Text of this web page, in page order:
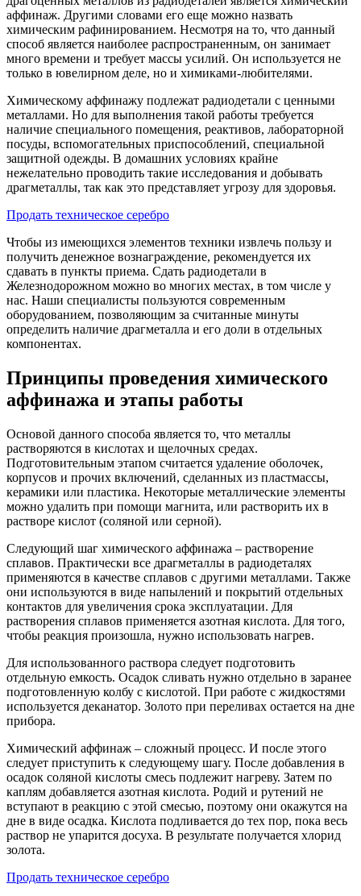
аффинаж. Другими словами его еще можно назвать
химическим рафинированием. Несмотря на то, что данный
способ является наиболее распространенным, он занимает
много времени и требует массы усилий. Он используется не
только в ювелирном деле, но и химиками-любителями.
Химическому аффинажу подлежат радиодетали с ценными
металлами. Но для выполнения такой работы требуется
наличие специального помещения, реактивов, лабораторной
посуды, вспомогательных приспособлений, специальной
защитной одежды. В домашних условиях крайне
нежелательно проводить такие исследования и добывать
драгметаллы, так как это представляет угрозу для здоровья.
Продать техническое серебро
Чтобы из имеющихся элементов техники извлечь пользу и
получить денежное вознаграждение, рекомендуется их
сдавать в пункты приема. Сдать радиодетали в
Железнодорожном можно во многих местах, в том числе у
нас. Наши специалисты пользуются современным
оборудованием, позволяющим за считанные минуты
определить наличие драгметалла и его доли в отдельных
компонентах.
Принципы проведения химического
аффинажа и этапы работы
Основой данного способа является то, что металлы
растворяются в кислотах и щелочных средах.
Подготовительным этапом считается удаление оболочек,
корпусов и прочих включений, сделанных из пластмассы,
керамики или пластика. Некоторые металлические элементы
можно удалить при помощи магнита, или растворить их в
растворе кислот (соляной или серной).
Следующий шаг химического аффинажа – растворение
сплавов. Практически все драгметаллы в радиодеталях
применяются в качестве сплавов с другими металлами. Также
они используются в виде напылений и покрытий отдельных
контактов для увеличения срока эксплуатации. Для
растворения сплавов применяется азотная кислота. Для того,
чтобы реакция произошла, нужно использовать нагрев.
Для использованного раствора следует подготовить
отдельную емкость. Осадок сливать нужно отдельно в заранее
подготовленную колбу с кислотой. При работе с жидкостями
используется деканатор. Золото при переливах остается на дне
прибора.
Химический аффинаж – сложный процесс. И после этого
следует приступить к следующему шагу. После добавления в
осадок соляной кислоты смесь подлежит нагреву. Затем по
каплям добавляется азотная кислота. Родий и рутений не
вступают в реакцию с этой смесью, поэтому они окажутся на
дне в виде осадка. Кислота подливается до тех пор, пока весь
раствор не упарится досуха. В результате получается хлорид
золота.
Продать техническое серебро